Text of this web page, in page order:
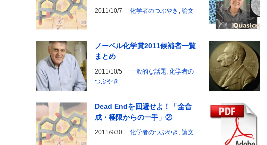
2011/10/7 化学者のつぶやき , 論文
ノーベル化学賞2011候補者一覧
まとめ
2011/10/5 一般的な話題, 化学者の
つぶやき
Dead Endを回避せよ！「全合
成・極限からの一手」②
2011/9/30 化学者のつぶやき , 論文